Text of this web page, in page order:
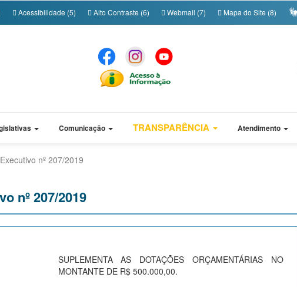
Acessibilidade (5) Alto Contraste (6) Webmail (7) Mapa do Site (8)
Comunicação TRANSPARÊNCIA Atendimento
nº 207/2019
nº 207/2019
SUPLEMENTA AS DOTAÇÕES ORÇAMENTÁRIAS NO
MONTANTE DE R$ 500.000,00.